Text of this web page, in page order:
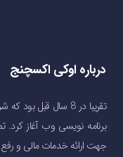
درباره اوکی اکسچنج
تقریبا در 8 سال قبل
برنامه نویسی وب آغاز کرد.
جهت ارائه خدمات مالی و رفع